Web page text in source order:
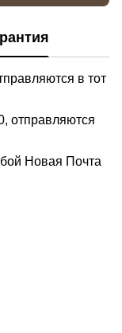
в тот
отправляются
Новая Почта